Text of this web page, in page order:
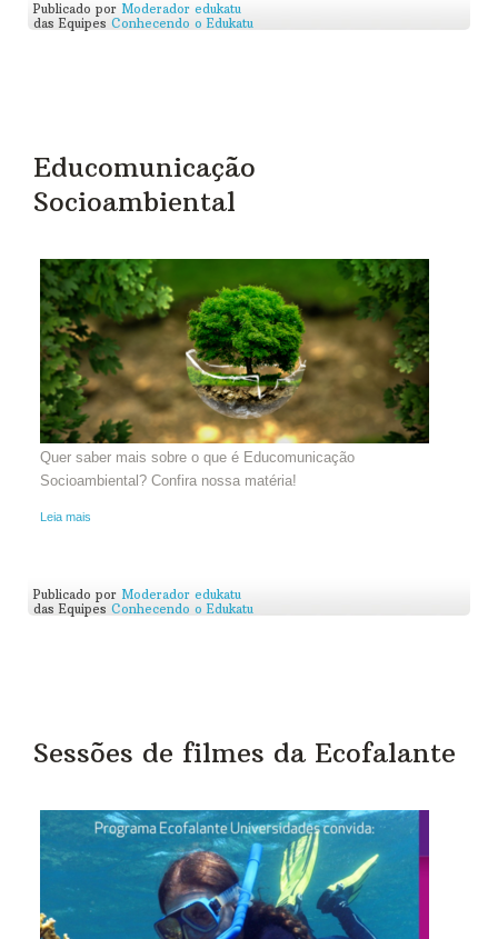
Publicado por Moderador edukatu
das Equipes Conhecendo o Edukatu
Educomunicação
Socioambiental
Quer saber mais sobre o que é Educomunicação
Socioambiental? Confira nossa matéria!
Leia mais
Publicado por Moderador edukatu
das Equipes Conhecendo o Edukatu
Sessões de filmes da Ecofalante